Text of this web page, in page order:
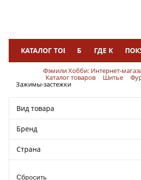
КАТАЛОГ ТОВАРОВБРЕНДЫГДЕ КУПИТЬ
Фэмили Хобби: Интернет-
Каталог товаров Шитье
Зажимы-застежки
Вид товара
Бренд
Страна